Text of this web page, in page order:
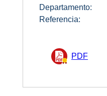
Departamento:
Referencia:
PDF